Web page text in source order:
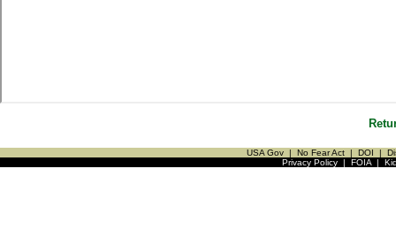
USA Gov | No Fear Act | DOI |
Privacy Policy| FOIA|